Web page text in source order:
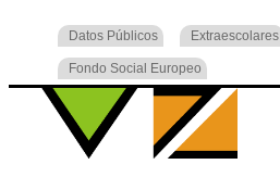
Datos Públicos Extraescolares
Fondo Social Europeo